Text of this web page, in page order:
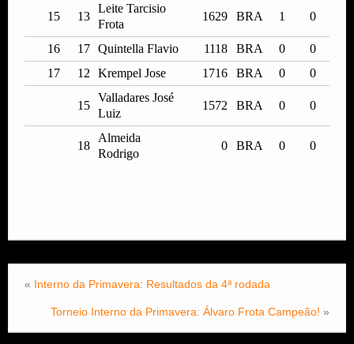
15 13
Leite Tarcisio
Frota
1629 BRA 1 0
16 17 Quintella Flavio 1118 BRA 0
0
17
12 Krempel Jose 1716 BRA 0 0
15
Valladares José
Luiz
1572 BRA 0 0
18
Almeida
Rodrigo
0 BRA 0 0
« Interno da Primavera: Resultados da 4ª rodada
Torneio Interno da Primavera: Álvaro Frota Campeão! »